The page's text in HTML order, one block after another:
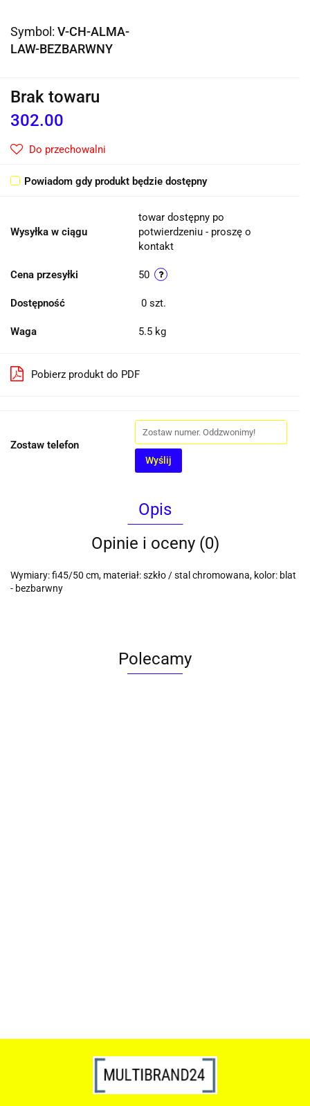
Symbol: V-CH-ALMA-
LAW-BEZBARWNY
Brak towaru
302.00
Do przechowalni
Powiadom gdy produkt będzie dostępny
Wysyłka w ciągu
towar dostępny po
potwierdzeniu - proszę o
kontakt
Cena przesyłki 50
Dostępność 0 szt.
Waga 5.5 kg
Pobierz produkt do PDF
Zostaw telefon
Wyślij
Opis
Opinie i oceny (0)
Wymiary: fi45/50 cm, materiał: szkło / stal chromowana, kolor: blat
- bezbarwny
Polecamy